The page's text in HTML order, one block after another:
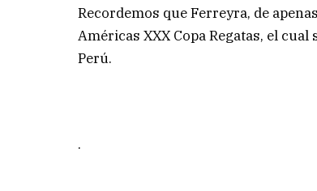
Recordemos que Ferreyra, de
Américas XXX Copa Regatas, el
Perú.
.